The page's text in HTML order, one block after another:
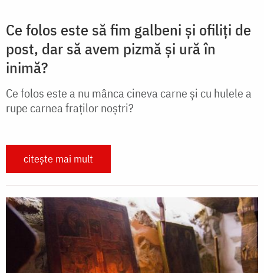
Ce folos este să fim galbeni și ofiliți de
post, dar să avem pizmă și ură în
inimă?
Ce folos este a nu mânca cineva carne și cu hulele a
rupe carnea fraților noștri?
citește mai mult